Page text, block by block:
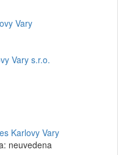
Vary
Vary s.r.o.
Karlovy Vary
neuvedena